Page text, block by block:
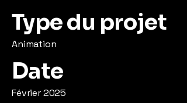
Type du projet
Animation
Date
Février 2025